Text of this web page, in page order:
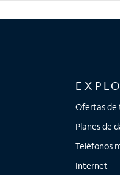
Ofertas de
Planes de
Teléfonos
Internet